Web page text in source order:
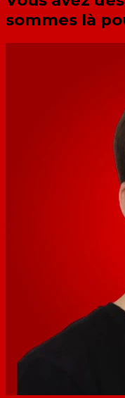
sommes là